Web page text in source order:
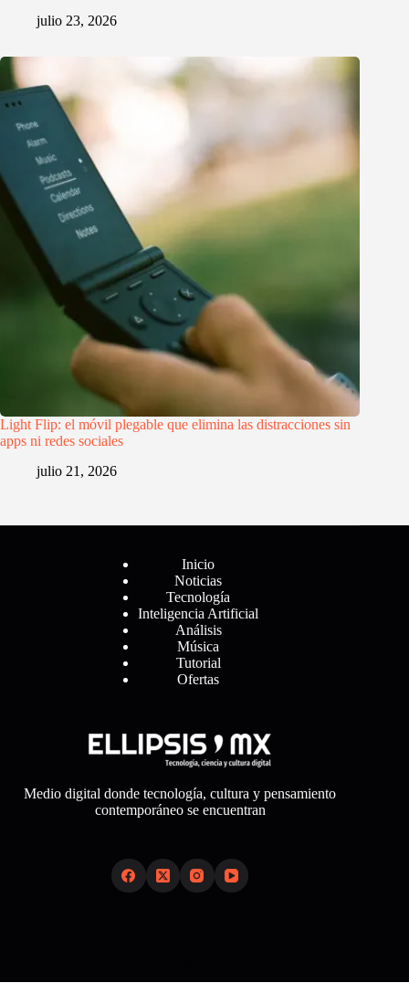
julio 23, 2026
Light Flip: el móvil plegable que elimina las distracciones sin
apps ni redes sociales
julio 21, 2026
Inicio
Noticias
Tecnología
Inteligencia Artificial
Análisis
Música
Tutorial
Ofertas
Medio digital donde tecnología, cultura y pensamiento
contemporáneo se encuentran